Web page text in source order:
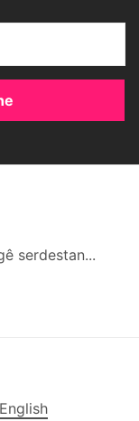
serdestan...
English